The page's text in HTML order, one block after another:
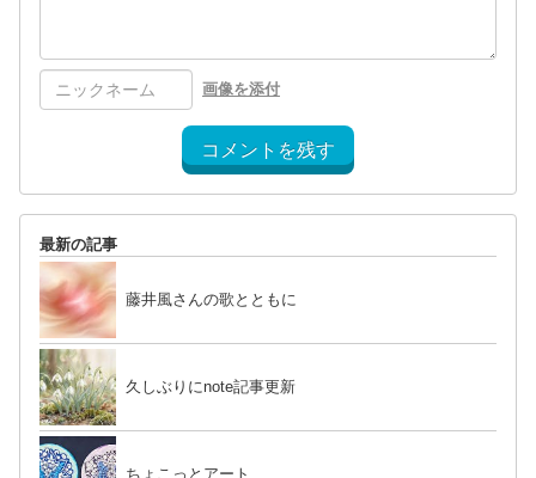
画像を添付
コメントを残す
最新の記事
藤井風さんの歌とともに
久しぶりにnote記事更新
ちょこっとアート